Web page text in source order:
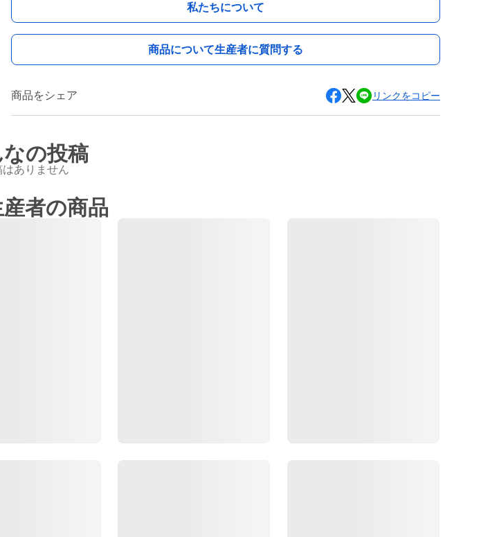
私たちについて
商品について生産者に質問する
商品をシェア リンクをコピー
の投稿
はありません
産者の商品